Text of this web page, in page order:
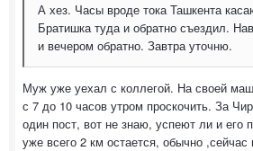
А хез. Часы вроде тока Ташкента
Братишка туда и обратно съездил.
и вечером обратно. Завтра уточню.
Муж уже уехал с коллегой. На своей
с 7 до 10 часов утром проскочить. За
один пост, вот не знаю, успеют ли и его
уже всего 2 км остается, обычно